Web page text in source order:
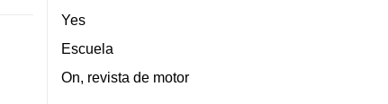
Yes
Escuela
On, revista de motor